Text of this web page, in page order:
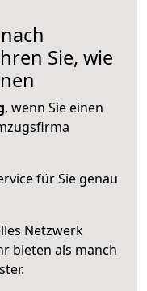
Sie, wie
, wenn Sie einen
für Sie genau
Netzwerk
bieten als manch